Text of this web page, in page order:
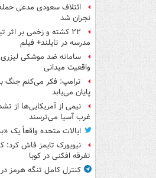
ائتلاف سعودی مدعی
نجران شد
۲۲ کشته و زخمی بر اثر
مدرسه در تایلند+ فیلم
سامانه ضد موشکی
واقعیت میدانی
ترامپ: فکر می‌کنم جنگ
پایان می‌یابد
نیمی از آمریکایی‌ها از
غرب آسیا می‌ترسند
ایالات متحده واقعاً یک
نیویورک تایمز فاش کرد:
تفرقه افکنی در کوبا
کنترل کامل تنگه هرمز